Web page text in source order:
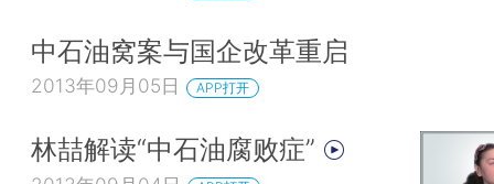
中石油窝案与国企改革重启
2013年09月05日 APP打开
林喆解读“中石油腐败症”